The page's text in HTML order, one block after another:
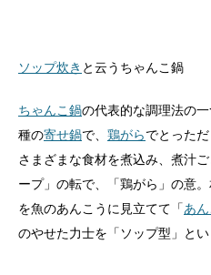
ソップ炊き と云うちゃんこ鍋
ちゃんこ鍋の代表的な調理法の
種の寄せ鍋で、 鶏がらでとった
さまざまな食材を煮込み、煮汁
ープ」の転で、「鶏がら」の意
を魚のあんこうに見立てて「あ
のやせた力士を「ソップ型」とい